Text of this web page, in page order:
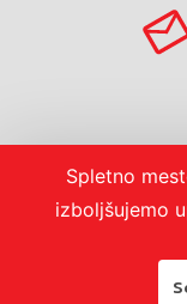
Spletno
izboljšujemo